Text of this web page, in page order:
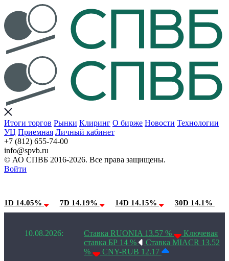
Итоги торгов Рынки Клиринг О бирже Новости Технологии
УЦ Приемная Личный кабинет
+7 (812) 655-74-00
info@spvb.ru
© АО СПВБ 2016-2026. Все права защищены.
Войти
1D 14.05% 7D 14.19% 14D 14.15% 30D 14.1%
10.08.2026: Ставка RUONIA 13.57 %
Ключевая
ставка БР 14 %
Ставка MIACR 13.52
%
CNY-RUB 12.17